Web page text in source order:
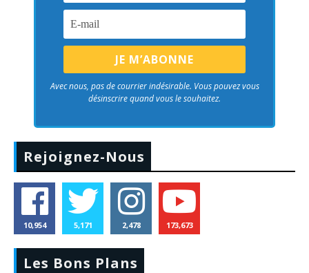
Avec nous, pas de courrier indésirable. Vous pouvez vous
désinscrire quand vous le souhaitez.
Rejoignez-Nous
10,954 5,171 2,478 173,673
Les Bons Plans